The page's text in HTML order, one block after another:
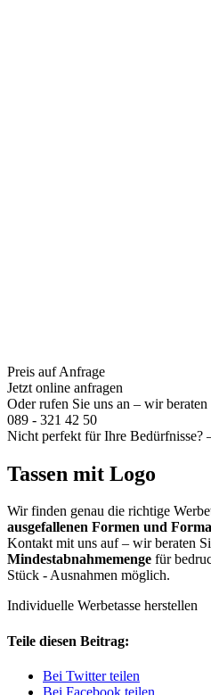
Preis auf Anfrage
Jetzt online anfragen
Oder rufen Sie uns an – wir beraten
089 - 321 42 50
Nicht perfekt für Ihre Bedürfnisse?
Tassen mit Logo
Wir finden genau die richtige
ausgefallenen Formen und
Kontakt mit uns auf – wir beraten
Mindestabnahmemenge für
Stück - Ausnahmen möglich.
Individuelle Werbetasse herstellen
Teile diesen Beitrag:
Bei Twitter teilen
Bei Facebook teilen